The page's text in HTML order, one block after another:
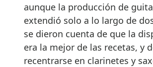
aunque la producción de
extendió solo a lo largo de
se dieron cuenta de que la
era la mejor de las recetas, y
recentrarse en clarinetes y